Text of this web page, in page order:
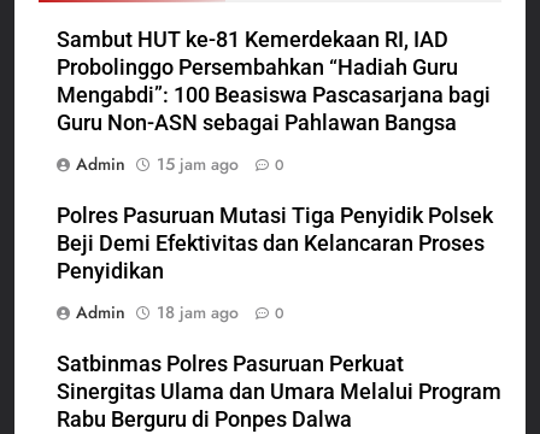
Sambut HUT ke-81 Kemerdekaan RI, IAD
Probolinggo Persembahkan “Hadiah Guru
Mengabdi”: 100 Beasiswa Pascasarjana bagi
Guru Non-ASN sebagai Pahlawan Bangsa
Admin
15 jam ago 0
Polres Pasuruan Mutasi Tiga Penyidik Polsek
Beji Demi Efektivitas dan Kelancaran Proses
Penyidikan
Admin
18 jam ago 0
Satbinmas Polres Pasuruan Perkuat
Sinergitas Ulama dan Umara Melalui Program
Rabu Berguru di Ponpes Dalwa